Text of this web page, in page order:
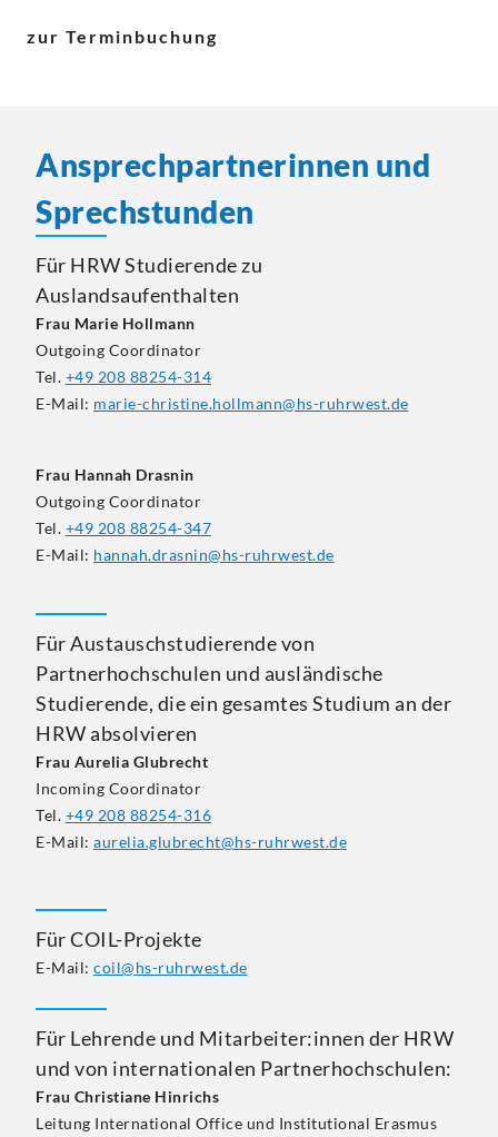
zur Terminbuchung
Ansprechpartnerinnen und
Sprechstunden
Für HRW Studierende zu
Auslandsaufenthalten
Frau Marie Hollmann
Outgoing Coordinator
Tel. +49 208 88254-314
E-Mail: marie-christine.hollmann@hs-ruhrwest.de
Frau Hannah Drasnin
Outgoing Coordinator
Tel. +49 208 88254-347
E-Mail: hannah.drasnin@hs-ruhrwest.de
Für Austauschstudierende von
Partnerhochschulen und ausländische
Studierende, die ein gesamtes Studium an der
HRW absolvieren
Frau Aurelia Glubrecht
Incoming Coordinator
Tel. +49 208 88254-316
E-Mail: aurelia.glubrecht@hs-ruhrwest.de
Für COIL-Projekte
E-Mail: coil@hs-ruhrwest.de
Für Lehrende und Mitarbeiter:innen der HRW
und von internationalen Partnerhochschulen:
Frau Christiane Hinrichs
Leitung International Office und Institutional Erasmus